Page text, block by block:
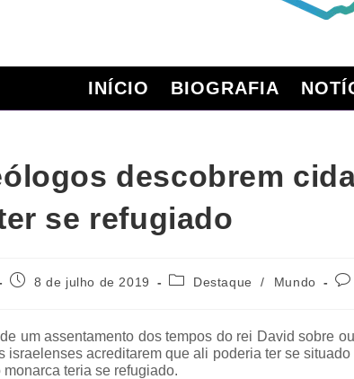
INÍCIO BIOGRAFIA
descobrem
se refugiado
8 de julho de 2019 Destaque / Mundo
um assentamento dos tempos do rei David sobre
israelenses acreditarem que ali poderia ter se
monarca teria se refugiado.